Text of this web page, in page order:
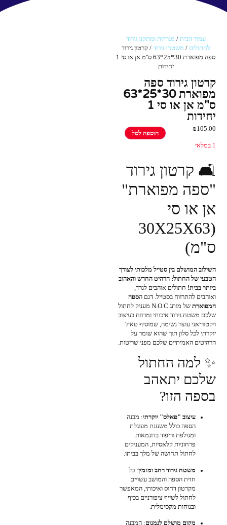
עמוד הבית / מגרדות ומתקני גירוד
לחתולים / משטחי גירוד / קרטון גירוד
ספה מפוארת 30*25*63 ס''מ אן או סי 1
יחידות
קרטון גירוד ספה
מפוארת 30*25*63
ס''מ אן או סי 1
יחידות
₪105.00
1 במלאי
הוספה לסל
🛋️ קרטון גירוד
"ספה מפוארת"
אן או סי
(30X25X63
ס"מ)
השילוב המושלם בין סטייל מלכותי לצורך
הטבעי של החתול: הרהיט החדש והאהוב
ביותר בבית! חתולים אוהבים לגרד,
ואוהבים להתרווח בסטייל. דגם הספה
המפוארת
של מותג N.O.C מעניק לחתול
שלכם משטח גירוד איכותי ומרווח בעיצוב
ויקטוריאני עוצר נשימה, שמוסיף טאץ'
יוקרתי לכל סלון תוך שהוא שומר על
הרהיטים האמיתיים שלכם מפני שריטות.
✨ למה החתול
שלכם יתאהב
בספה הזו?
עיצוב "פאלס" יוקרתי: מבנה
הספה כולל משענת מעוגלת
ומגולפת וריפוד בדוגמאות
פרחוניות קלאסיות, המעניקים
לחתול תחושה של מלך בביתו.
משטח גירוד רחב ומזמין: כל
חזית הספה והמושב עשויים
מקרטון דחוס ואיכותי, המאפשר
לחתול לשייף ציפורניים בכיף
ובנוחות מקסימלית.
מקום מושלם לנמנום: המבנה